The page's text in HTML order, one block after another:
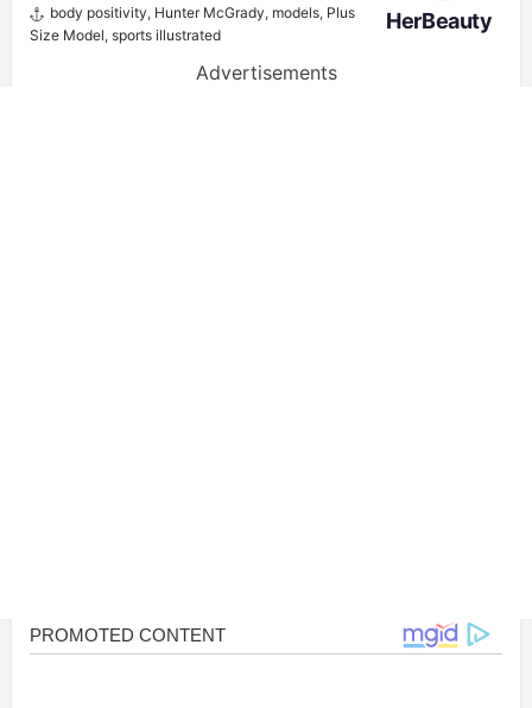
body positivity, Hunter McGrady, models, Plus
Size Model, sports illustrated
HerBeauty
Advertisements